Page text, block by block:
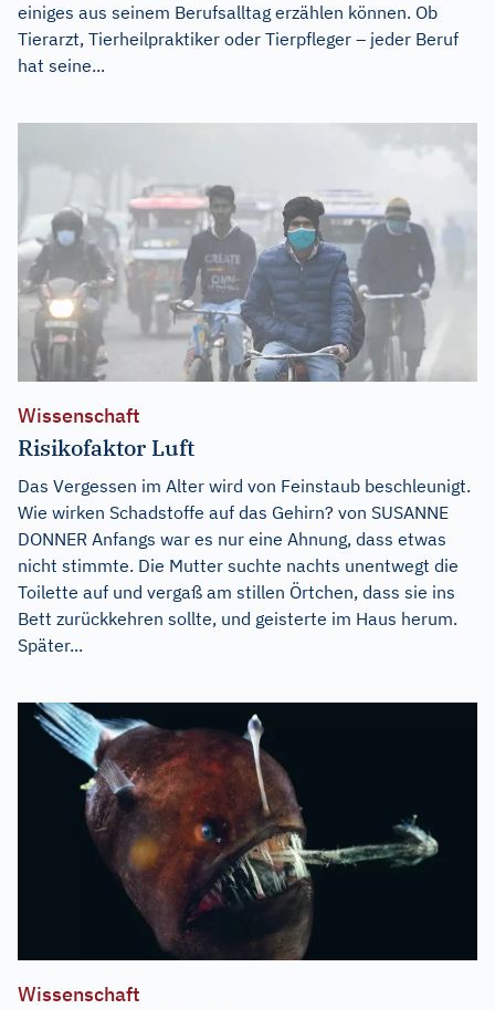
einiges aus seinem Berufsalltag erzählen können. Ob
Tierarzt, Tierheilpraktiker oder Tierpfleger – jeder Beruf
hat seine...
Wissenschaft
Risikofaktor Luft
Das Vergessen im Alter wird von Feinstaub beschleunigt.
Wie wirken Schadstoffe auf das Gehirn? von SUSANNE
DONNER Anfangs war es nur eine Ahnung, dass etwas
nicht stimmte. Die Mutter suchte nachts unentwegt die
Toilette auf und vergaß am stillen Örtchen, dass sie ins
Bett zurückkehren sollte, und geisterte im Haus herum.
Später...
Wissenschaft